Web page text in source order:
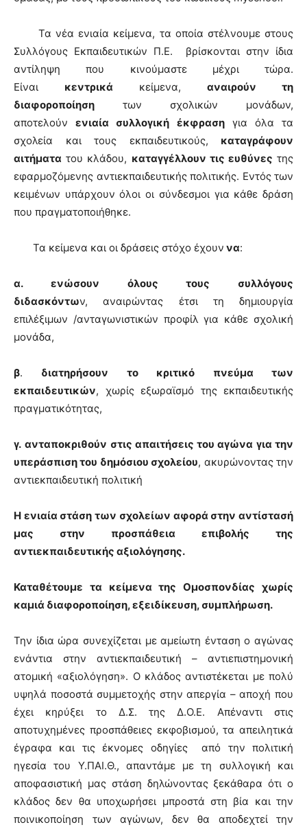
Τα νέα ενιαία κείμενα, τα οποία στέλνουμε στους
Συλλόγους Εκπαιδευτικών Π.Ε. βρίσκονται στην ίδια
αντίληψη που κινούμαστε μέχρι τώρα.
Είναι κεντρικά κείμενα, αναιρούν τη
διαφοροποίηση των σχολικών μονάδων,
αποτελούνενιαία συλλογική έκφρασηγια όλα τα
σχολεία και τους εκπαιδευτικούς, καταγράφουν
αιτήματα του κλάδου, καταγγέλλουν τις ευθύνες της
εφαρμοζόμενης αντιεκπαιδευτικής πολιτικής. Εντός των
κειμένων υπάρχουν όλοι οι σύνδεσμοι για κάθε δράση
που πραγματοποιήθηκε.
Τα κείμενα και οι δράσεις στόχο έχουν να:
α. ενώσουν όλους τους συλλόγους
διδασκόντων, αναιρώντας έτσι τη δημιουργία
επιλέξιμων /ανταγωνιστικών προφίλ για κάθε σχολική
μονάδα,
β. διατηρήσουν το κριτικό πνεύμα των
εκπαιδευτικών, χωρίς εξωραϊσμό της εκπαιδευτικής
πραγματικότητας,
γ. ανταποκριθούν στις απαιτήσεις του αγώνα για την
υπεράσπιση του δημόσιου σχολείου, ακυρώνοντας την
αντιεκπαιδευτική πολιτική
Η ενιαία στάση των σχολείων αφορά στην αντίστασή
μας στην προσπάθεια επιβολής της
αντιεκπαιδευτικής αξιολόγησης.
Καταθέτουμε τα κείμενα της Ομοσπονδίας χωρίς
καμιά διαφοροποίηση, εξειδίκευση, συμπλήρωση.
Την ίδια ώρα συνεχίζεται με αμείωτη ένταση ο αγώνας
ενάντια στην αντιεκπαιδευτική – αντιεπιστημονική
ατομική «αξιολόγηση». Ο κλάδος αντιστέκεται με πολύ
υψηλά ποσοστά συμμετοχής στην απεργία – αποχή που
έχει κηρύξει το Δ.Σ. της Δ.Ο.Ε. Απέναντι στις
αποτυχημένες προσπάθειες εκφοβισμού, τα απειλητικά
έγραφα και τις έκνομες οδηγίες από την πολιτική
ηγεσία του Υ.ΠΑΙ.Θ., απαντάμε με τη συλλογική και
αποφασιστική μας στάση δηλώνοντας ξεκάθαρα ότι ο
κλάδος δεν θα υποχωρήσει μπροστά στη βία και την
ποινικοποίηση των αγώνων, δεν θα αποδεχτεί την